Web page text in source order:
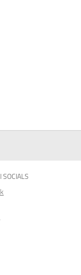
SOCIALS